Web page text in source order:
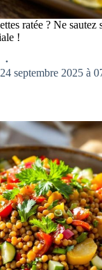
ratée ? Ne sautez
!
septembre 2025 à